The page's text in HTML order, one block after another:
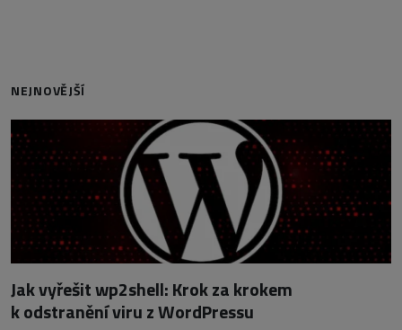
NEJNOVĚJŠÍ
Jak vyřešit wp2shell: Krok za krokem
k odstranění viru z WordPressu